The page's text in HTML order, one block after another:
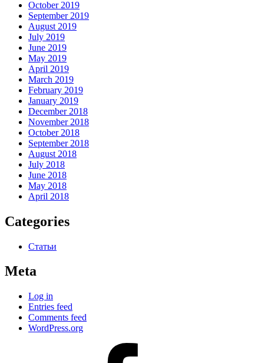
October 2019
September 2019
August 2019
July 2019
June 2019
May 2019
April 2019
March 2019
February 2019
January 2019
December 2018
November 2018
October 2018
September 2018
August 2018
July 2018
June 2018
May 2018
April 2018
Categories
Статьи
Meta
Log in
Entries feed
Comments feed
WordPress.org